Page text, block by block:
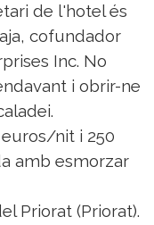
de l'hotel és
cofundador
Inc. No
i obrir-ne
nit i 250
amb esmorzar
Priorat (Priorat).